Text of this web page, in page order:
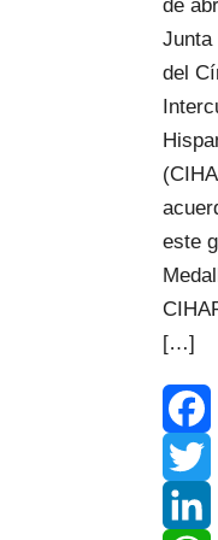
s
i
r
de
Junta
del
este
[…]
F
aT